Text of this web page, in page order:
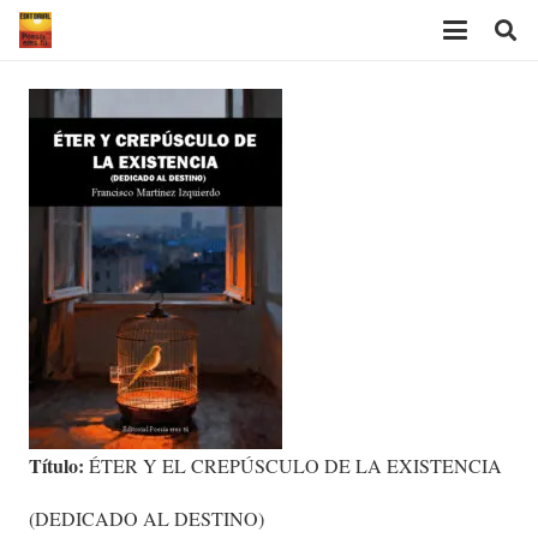
Título: ÉTER Y EL CREPÚSCULO DE LA EXISTENCIA
(DEDICADO AL DESTINO)